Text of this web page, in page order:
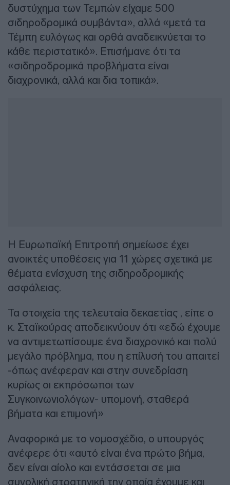
δυστύχημα των Τεμπών είχαμε 500
σιδηροδρομικά συμβάντα», αλλά «μετά τα
Τέμπη ευλόγως και ορθά αναδεικνύεται το
κάθε περιστατικό». Επισήμανε ότι τα
«σιδηροδρομικά προβλήματα είναι
διαχρονικά, αλλά και δια τοπικά».
Η Ευρωπαϊκή Επιτροπή σημείωσε έχει
ανοικτές υποθέσεις για 11 χώρες σχετικά με
θέματα ενίσχυση της σιδηροδρομικής
ασφάλειας.
Τα στοιχεία της τελευταία δεκαετίας , είπε ο
κ. Σταϊκούρας αποδεικνύουν ότι «εδώ έχουμε
να αντιμετωπίσουμε ένα διαχρονικό και πολύ
μεγάλο πρόβλημα, που η επίλυσή του απαιτεί
-όπως ανέφεραν και στην συνεδρίαση
κυρίως οι εκπρόσωποι των
Συγκοινωνιολόγων- υπομονή, σταθερά
βήματα και επιμονή»
Αναφορικά με το νομοσχέδιο, ο υπουργός
ανέφερε ότι «αυτό είναι ένα πρώτο βήμα,
δεν είναι αίολο και εντάσσεται σε μια
συνολική στρατηγική την οποία έχουμε και